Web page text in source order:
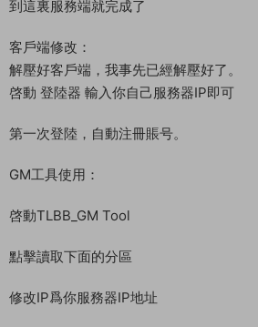
把角色退出遊戲才可以查詢，否則容易回
看。等級調整太高了。還沒加入門派。可
下面我們來測試下遊戲裏的功能看看。好
遊戲資源均單獨制作了獨立的視頻架設
上手遊戲架設，快來體驗自己做GM的樂
常見問題
架設系統、遊戲平台、架設難度